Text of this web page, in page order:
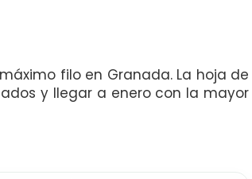
filo en Granada. La hoja de
y llegar a enero con la mayor